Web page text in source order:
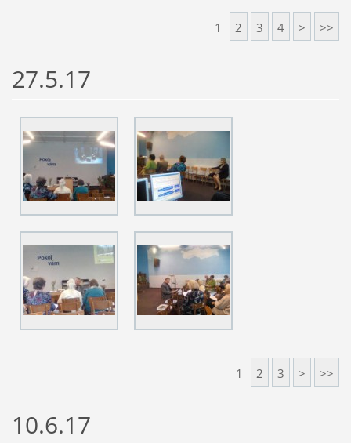
1 2 3 4 > >>
27.5.17
1 2 3 > >>
10.6.17